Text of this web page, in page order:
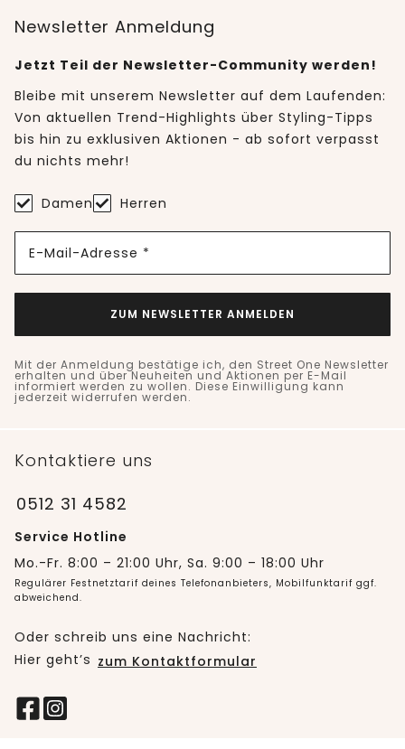
Newsletter Anmeldung
Jetzt Teil der Newsletter-Community werden!
Bleibe mit unserem Newsletter auf dem Laufenden:
Von aktuellen Trend-Highlights über Styling-Tipps
bis hin zu exklusiven Aktionen - ab sofort verpasst
du nichts mehr!
Damen Herren
E-Mail-Adresse *
ZUM NEWSLETTER ANMELDEN
Mit der Anmeldung bestätige ich, den Street One Newsletter
erhalten und über Neuheiten und Aktionen per E-Mail
informiert werden zu wollen. Diese Einwilligung kann
jederzeit widerrufen werden.
Kontaktiere uns
0512 31 4582
Service Hotline
Mo.-Fr. 8:00 – 21:00 Uhr, Sa. 9:00 – 18:00 Uhr
Regulärer Festnetztarif deines Telefonanbieters, Mobilfunktarif ggf.
abweichend.
Oder schreib uns eine Nachricht:
Hier geht’s zum Kontaktformular